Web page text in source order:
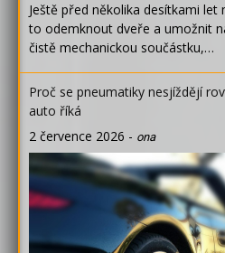
Ještě před několika desítkami
to odemknout dveře a umožnit
čistě mechanickou součástku,…
Proč se pneumatiky nesjíždějí
auto říká
2 července 2026 - ona